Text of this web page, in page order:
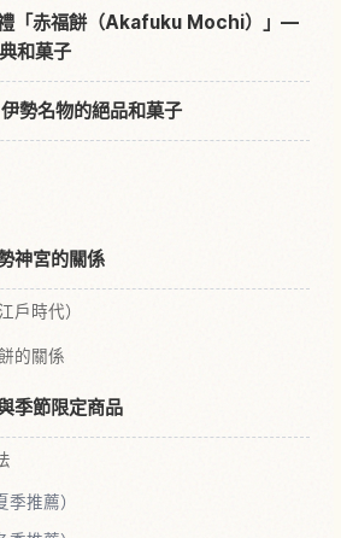
禮「赤福餅（Akafuku Mochi）」—
和菓子
勢名物的絕品和菓子
神宮的關係
戶時代）
的關係
季節限定商品
推薦）